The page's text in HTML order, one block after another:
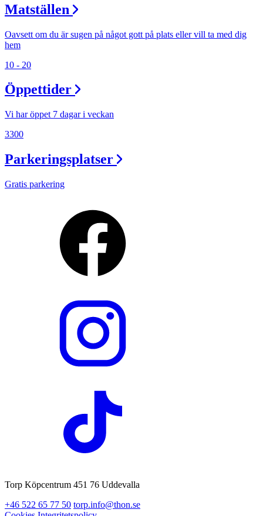
Matställen
Oavsett om du är sugen på något gott på plats eller vill ta med dig
hem
10 - 20
Öppettider
Vi har öppet 7 dagar i veckan
3300
Parkeringsplatser
Gratis parkering
Torp Köpcentrum 451 76 Uddevalla
+46 522 65 77 50 torp.info@thon.se